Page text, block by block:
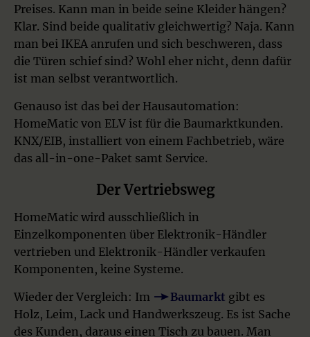
Preises. Kann man in beide seine Kleider hängen?
Klar. Sind beide qualitativ gleichwertig? Naja. Kann
man bei IKEA anrufen und sich beschweren, dass
die Türen schief sind? Wohl eher nicht, denn dafür
ist man selbst verantwortlich.
Genauso ist das bei der Hausautomation:
HomeMatic von ELV ist für die Baumarktkunden.
KNX/EIB, installiert von einem Fachbetrieb, wäre
das all-in-one-Paket samt Service.
Der Vertriebsweg
HomeMatic wird ausschließlich in
Einzelkomponenten über Elektronik-Händler
vertrieben und Elektronik-Händler verkaufen
Komponenten, keine Systeme.
Wieder der Vergleich: Im
Baumarkt gibt es
Holz, Leim, Lack und Handwerkszeug. Es ist Sache
des Kunden, daraus einen Tisch zu bauen. Man